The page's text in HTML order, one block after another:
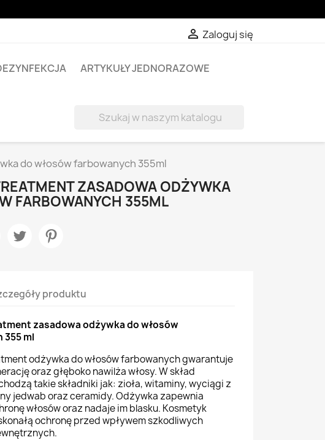
 Zaloguj się
ARTYKUŁY JEDNORAZOWE

do włosów farbowanych 355ml
ZASADOWA ODŻYWKA
FARBOWANYCH 355ML
produktu
zasadowa odżywka do włosów
ml
odżywka do włosów farbowanychgwarantuje
oraz głęboko nawilża włosy. W skład
takie składniki jak: zioła, witaminy, wyciągi z
jedwab oraz ceramidy. Odżywka zapewnia
włosów oraz nadaje im blasku. Kosmetyk
ochronę przed wpływem szkodliwych